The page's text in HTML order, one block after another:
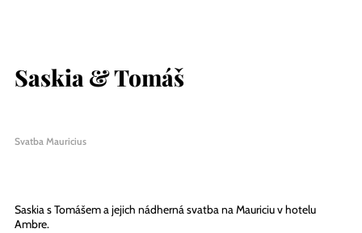
Saskia & Tomáš
Svatba Mauricius
Saskia s Tomášem a jejich nádherná svatba na Mauriciu v hotelu
Ambre.